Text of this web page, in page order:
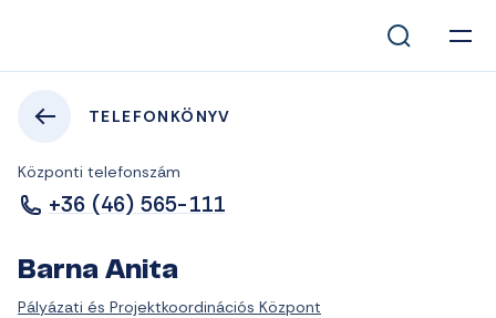
TELEFONKÖNYV
Központi telefonszám
+36 (46) 565-111
Barna Anita
Pályázati és Projektkoordinációs Központ